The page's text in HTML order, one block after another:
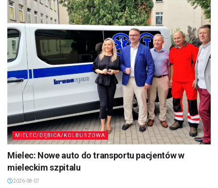
MIELEC/DĘBICA/KOLBUSZOWA
Mielec: Nowe auto do transportu pacjentów w
mieleckim szpitalu
2026-08-07